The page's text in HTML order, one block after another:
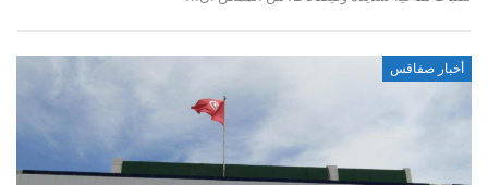
أخبار صفاقس